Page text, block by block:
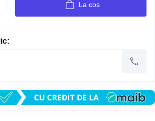
La coș